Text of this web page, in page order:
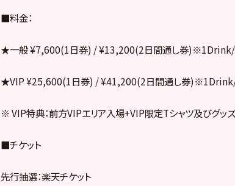
■料金：
★一般 ¥7,600(1日券) / ¥13,200(2日間通し券
★VIP ¥25,600(1日券) / ¥41,200(2日間通し券
※ VIP特典：前方VIPエリア入場+VIP限定Tシャツ及びグッ
■チケット
先行抽選：楽天チケット